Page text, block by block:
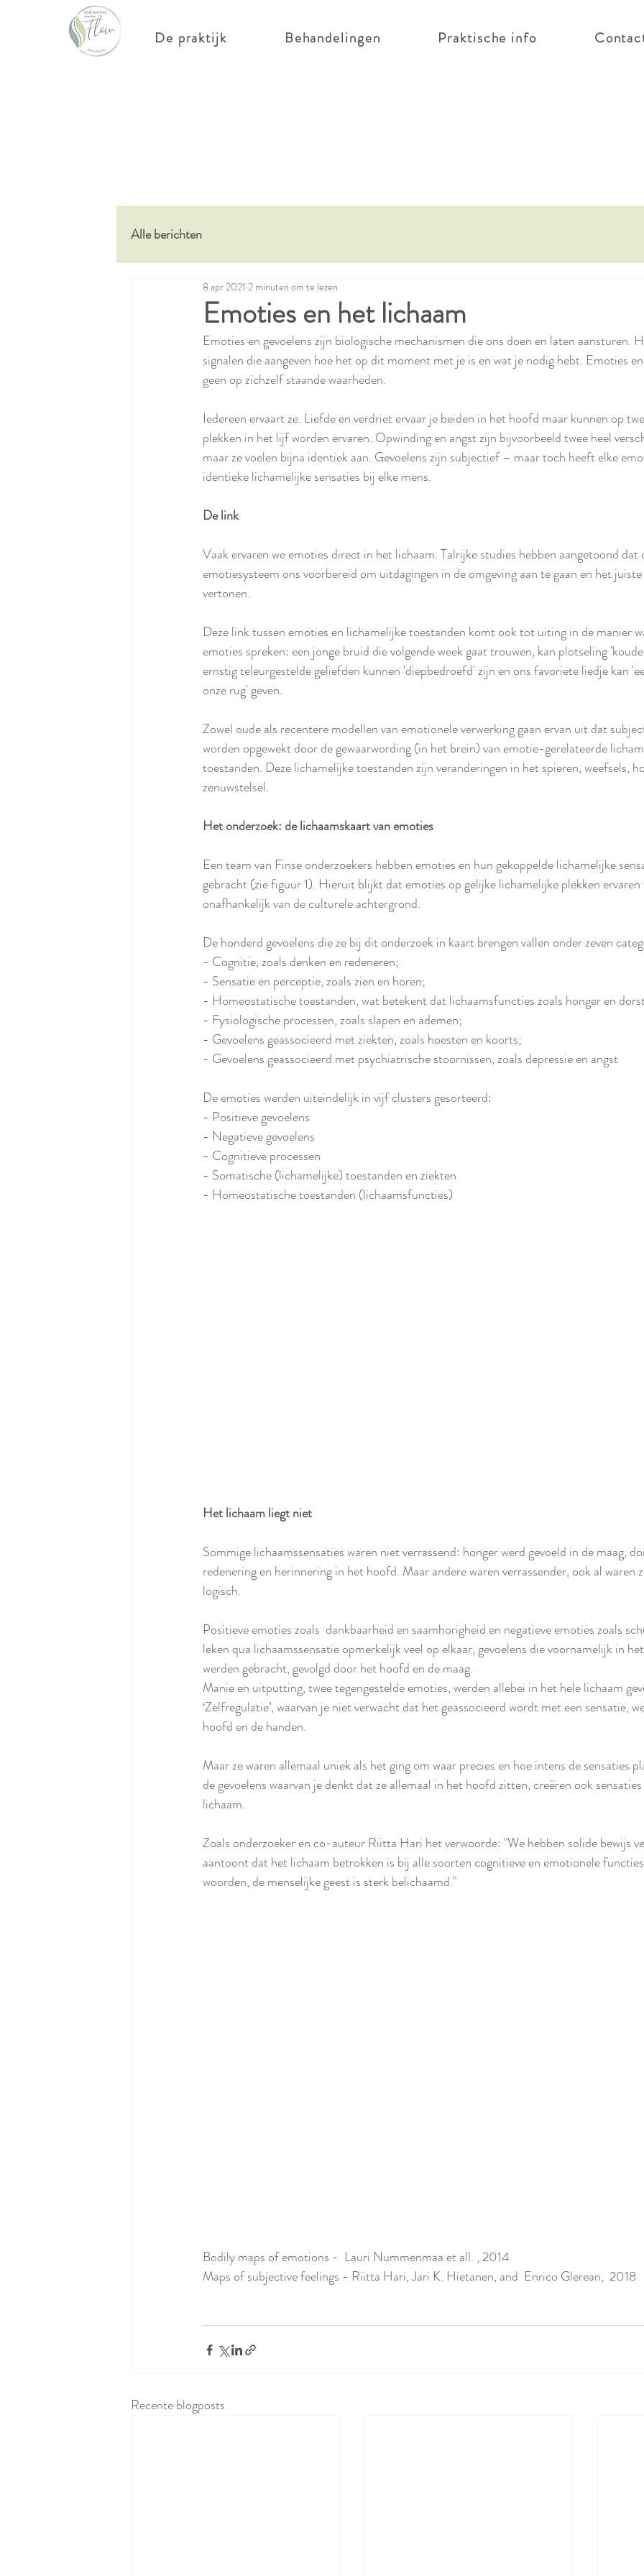
De praktijk Behandelingen Praktische info
Alle berichten
Emoties en het lichaam
8 apr 2021 2 minuten om te lezen
Emoties en gevoelens zijn biologische mechanismen die ons doen en laten aansturen.
signalen die aangeven hoe het op dit moment met je is en wat je nodig hebt. Emoties
geen op zichzelf staande waarheden.
Iedereen ervaart ze. Liefde en verdriet ervaar je beiden in het hoofd maar kunnen op
plekken in het lijf worden ervaren. Opwinding en angst zijn bijvoorbeeld twee heel
maar ze voelen bijna identiek aan. Gevoelens zijn subjectief – maar toch heeft elke
identieke lichamelijke sensaties bij elke mens.
De link
Vaak ervaren we emoties direct in het lichaam. Talrijke studies hebben aangetoond
emotiesysteem ons voorbereid om uitdagingen in de omgeving aan te gaan en het
vertonen.
Deze link tussen emoties en lichamelijke toestanden komt ook tot uiting in de manier
emoties spreken: een jonge bruid die volgende week gaat trouwen, kan plotseling
ernstig teleurgestelde geliefden kunnen 'diepbedroefd' zijn en ons favoriete liedje kan
onze rug' geven.
Zowel oude als recentere modellen van emotionele verwerking gaan ervan uit dat
worden opgewekt door de gewaarwording (in het brein) van emotie-gerelateerde
toestanden. Deze lichamelijke toestanden zijn veranderingen in het spieren, weefsels,
zenuwstelsel.
Het onderzoek: de lichaamskaart van emoties
Een team van Finse onderzoekers hebben emoties en hun gekoppelde lichamelijke
gebracht (zie figuur 1). Hieruit blijkt dat emoties op gelijke lichamelijke plekken
onafhankelijk van de culturele achtergrond.
De honderd gevoelens die ze bij dit onderzoek in kaart brengen vallen onder zeven
- Cognitie, zoals denken en redeneren;
- Sensatie en perceptie, zoals zien en horen;
- Homeostatische toestanden, wat betekent dat lichaamsfuncties zoals honger en
- Fysiologische processen, zoals slapen en ademen;
- Gevoelens geassocieerd met ziekten, zoals hoesten en koorts;
- Gevoelens geassocieerd met psychiatrische stoornissen, zoals depressie en angst
De emoties werden uiteindelijk in vijf clusters gesorteerd:
- Positieve gevoelens
- Negatieve gevoelens
- Cognitieve processen
- Somatische (lichamelijke) toestanden en ziekten
- Homeostatische toestanden (lichaamsfuncties)
Het lichaam liegt niet
Sommige lichaamssensaties waren niet verrassend: honger werd gevoeld in de maag,
redenering en herinnering in het hoofd. Maar andere waren verrassender, ook al
logisch.
Positieve emoties zoals  dankbaarheid en saamhorigheid en negatieve emoties zoals
leken qua lichaamssensatie opmerkelijk veel op elkaar, gevoelens die voornamelijk in
werden gebracht, gevolgd door het hoofd en de maag.
Manie en uitputting, twee tegengestelde emoties, werden allebei in het hele lichaam
‘Zelfregulatie’, waarvan je niet verwacht dat het geassocieerd wordt met een sensatie,
hoofd en de handen.
Maar ze waren allemaal uniek als het ging om waar precies en hoe intens de sensaties
de gevoelens waarvan je denkt dat ze allemaal in het hoofd zitten, creëren ook
lichaam.
Zoals onderzoeker en co-auteur Riitta Hari het verwoorde: "We hebben solide bewijs
aantoont dat het lichaam betrokken is bij alle soorten cognitieve en emotionele
woorden, de menselijke geest is sterk belichaamd."
Bodily maps of emotions -  Lauri Nummenmaa et all. , 2014
Maps of subjective feelings - Riitta Hari, Jari K. Hietanen, and Enrico Glerean,  2018
Recente blogposts